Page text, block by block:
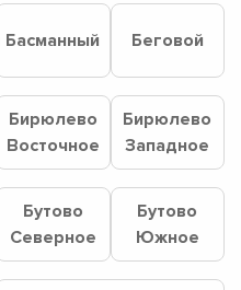
Басманный Беговой
Бирюлево
Восточное
Бирюлево
Западное
Бутово
Северное
Бутово
Южное